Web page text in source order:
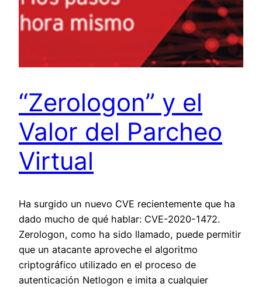
“Zerologon” y el
Valor del Parcheo
Virtual
Ha surgido un nuevo CVE recientemente que ha
dado mucho de qué hablar: CVE-2020-1472.
Zerologon, como ha sido llamado, puede permitir
que un atacante aproveche el algoritmo
criptográfico utilizado en el proceso de
autenticación Netlogon e imita a cualquier